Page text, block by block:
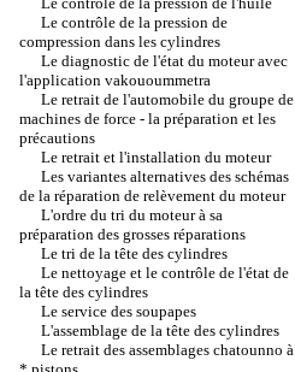
Le contrôle de la pression de
compression dans les cylindres
Le diagnostic de l'état du moteur avec
l'application vakouoummetra
Le retrait de l'automobile du groupe de
machines de force - la préparation et les
précautions
Le retrait et l'installation du moteur
Les variantes alternatives des schémas
de la réparation de relèvement du moteur
L'ordre du tri du moteur à sa
préparation des grosses réparations
Le tri de la tête des cylindres
Le nettoyage et le contrôle de l'état de
la tête des cylindres
Le service des soupapes
L'assemblage de la tête des cylindres
Le retrait des assemblages chatounno à